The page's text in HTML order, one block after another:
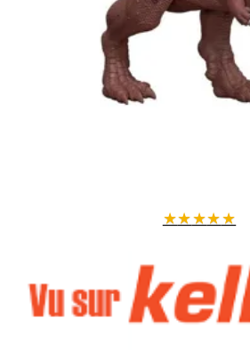
★★★★★